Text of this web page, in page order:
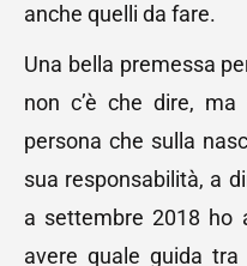
anche quelli da fare.
Una bella premessa
non c’è che dire,
persona che sulla
sua responsabilità, a
a settembre 2018 ho
avere quale guida